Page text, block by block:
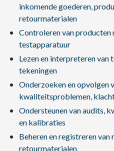
inkomende goederen,
retourmaterialen
Controleren van producten
testapparatuur
Lezen en interpreteren van
tekeningen
Onderzoeken en opvolgen
kwaliteitsproblemen,
Ondersteunen van audits,
en kalibraties
Beheren en registreren van
retourmaterialen